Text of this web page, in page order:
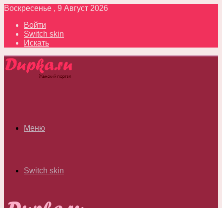
Воскресенье , 9 Август 2026
Войти
Switch skin
Искать
Меню
Switch skin